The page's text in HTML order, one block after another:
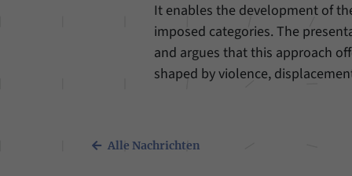
It enables the development of
imposed categories. The
and argues that this approach
shaped by violence,
Alle Nachrichten